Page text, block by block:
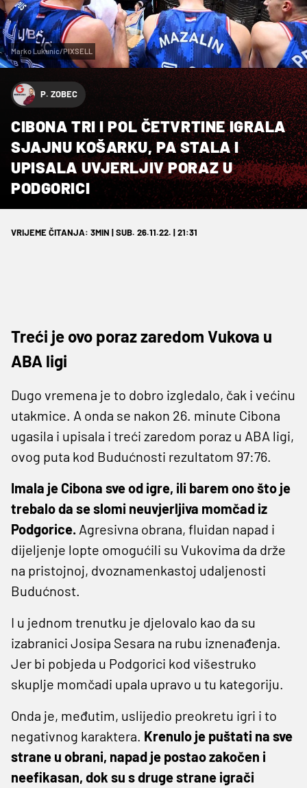
Marko Lukunic/PIXSELL
P. ZOBEC
CIBONA TRI I POL ČETVRTINE IGRALA
SJAJNU KOŠARKU, PA STALA I
UPISALA UVJERLJIV PORAZ U
PODGORICI
VRIJEME ČITANJA: 3MIN | SUB. 26.11.22. | 21:31
Treći je ovo poraz zaredom Vukova u
ABA ligi
Dugo vremena je to dobro izgledalo, čak i većinu
utakmice. A onda se nakon 26. minute Cibona
ugasila i upisala i treći zaredom poraz u ABA ligi,
ovog puta kod Budućnosti rezultatom 97:76.
Imala je Cibona sve od igre, ili barem ono što je
trebalo da se slomi neuvjerljiva momčad iz
Podgorice. Agresivna obrana, fluidan napad i
dijeljenje lopte omogućili su Vukovima da drže
na pristojnoj, dvoznamenkastoj udaljenosti
Budućnost.
I u jednom trenutku je djelovalo kao da su
izabranici Josipa Sesara na rubu iznenađenja.
Jer bi pobjeda u Podgorici kod višestruko
skuplje momčadi upala upravo u tu kategoriju.
Onda je, međutim, uslijedio preokretu igri i to
negativnog karaktera. Krenulo je puštati na sve
strane u obrani, napad je postao zakočen i
neefikasan, dok su s druge strane igrači